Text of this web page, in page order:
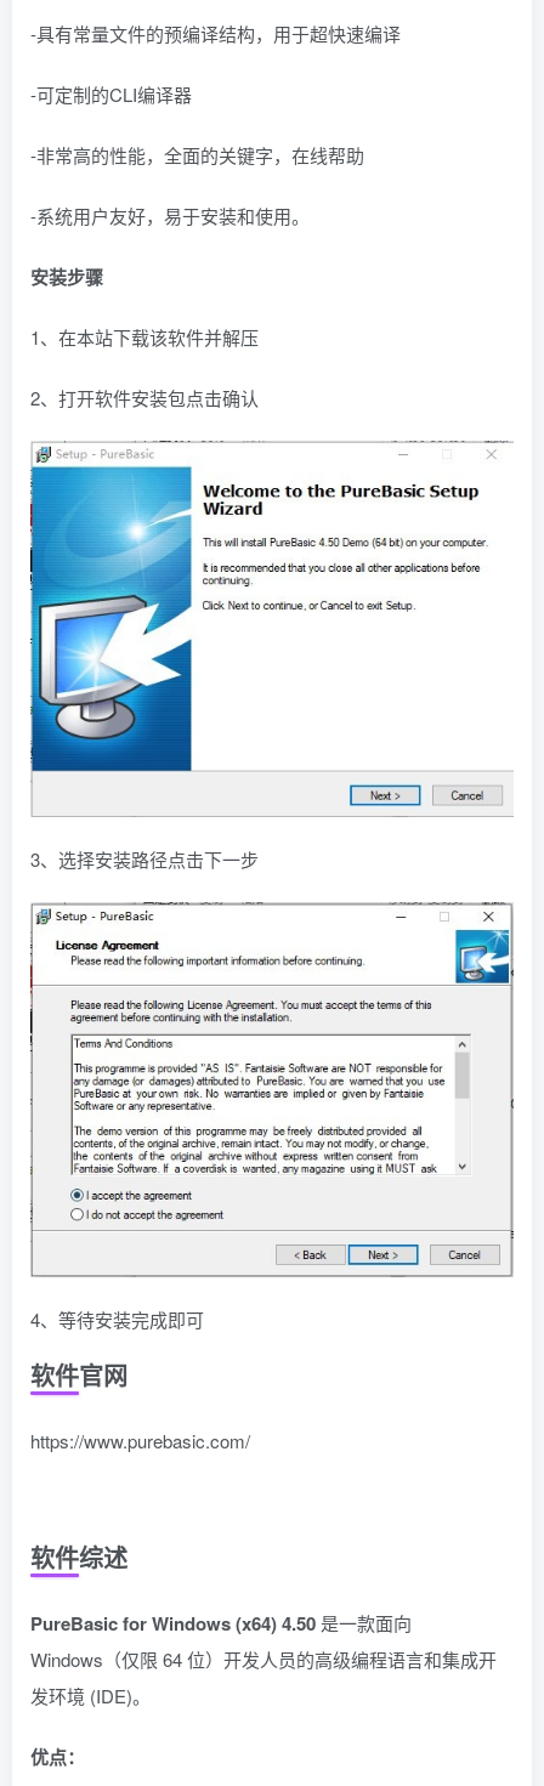
-具有常量文件的预编译结构，用于超快速编译
-可定制的CLI编译器
-非常高的性能，全面的关键字，在线帮助
-系统用户友好，易于安装和使用。
安装步骤
1、在本站下载该软件并解压
2、打开软件安装包点击确认
3、选择安装路径点击下一步
4、等待安装完成即可
软件官网
https://www.purebasic.com/
软件综述
PureBasic for Windows (x64) 4.50 是一款面向
Windows（仅限 64 位）开发人员的高级编程语言和集成开
发环境 (IDE)。
优点：